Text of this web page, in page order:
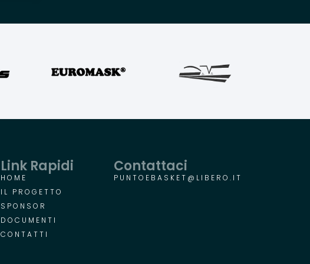
Link Rapidi
HOME
IL PROGETTO
SPONSOR
DOCUMENTI
CONTATTI
Contattaci
PUNTOEBASKET@LIBERO.IT